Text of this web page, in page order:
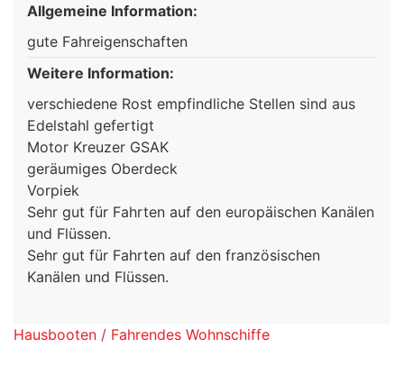
Allgemeine Information:
gute Fahreigenschaften
Weitere Information:
verschiedene Rost empfindliche Stellen sind aus
Edelstahl gefertigt
Motor Kreuzer GSAK
geräumiges Oberdeck
Vorpiek
Sehr gut für Fahrten auf den europäischen Kanälen
und Flüssen.
Sehr gut für Fahrten auf den französischen
Kanälen und Flüssen.
Hausbooten / Fahrendes Wohnschiffe